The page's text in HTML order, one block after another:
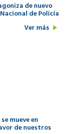
de nuevo
de Policía
Ver más
mueve en
de nuestros